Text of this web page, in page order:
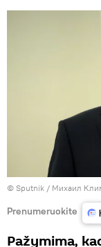
© Sputnik / Михаил
Prenumeruokite
Pažymima,